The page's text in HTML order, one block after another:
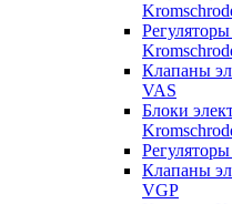
Клапаны
VAS
Блоки
Клапаны
VGP